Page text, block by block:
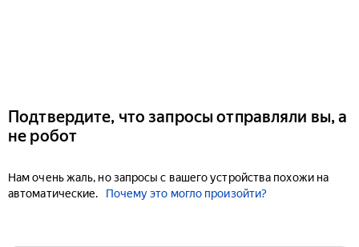
Подтвердите, что запросы отправляли вы, а
не робот
Нам очень жаль, но запросы с вашего устройства похожи на
автоматические.
Почему это могло произойти?